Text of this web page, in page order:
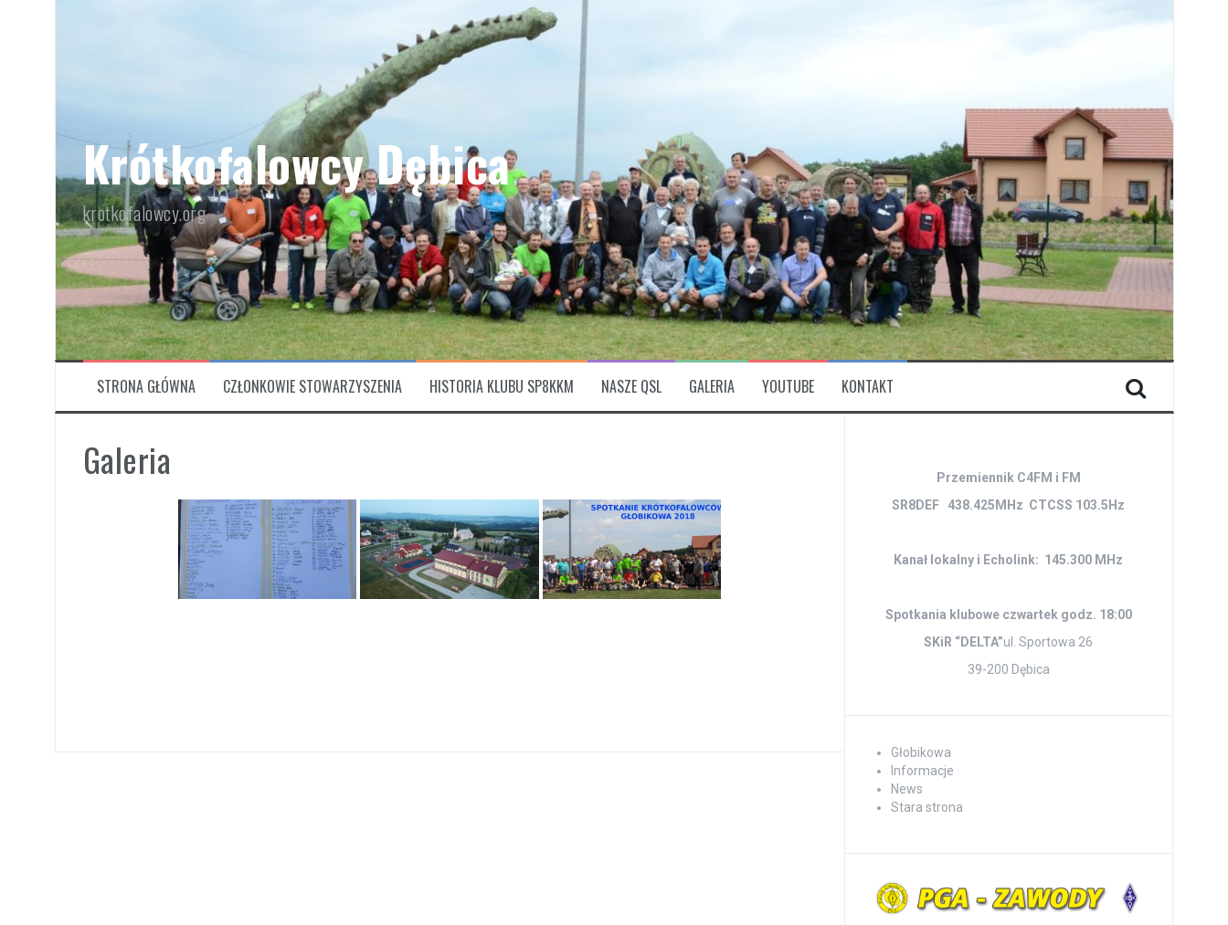
Krótkofalowcy Dębica
krotkofalowcy.org
STRONA GŁÓWNA CZŁONKOWIE STOWARZYSZENIA HISTORIA KLUBU SP8KKM NASZE QSL GALERIA YOUTUBE KONTAKT
Galeria
Przemiennik C4FM i FM
SR8DEF 438.425MHz CTCSS 103.5Hz
Kanał lokalny i Echolink: 145.300 MHz
Spotkania klubowe czwartek godz. 18:00
SKiR “DELTA”ul. Sportowa 26
39-200 Dębica
Głobikowa
Informacje
News
Stara strona